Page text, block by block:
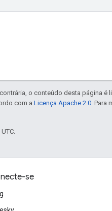
o conteúdo desta página
com a Licença Apache 2.0 .
se